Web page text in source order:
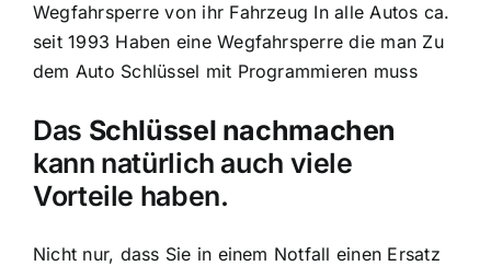
Wegfahrsperre von ihr Fahrzeug In alle Autos ca.
seit 1993 Haben eine Wegfahrsperre die man Zu
dem Auto Schlüssel mit Programmieren muss
Das Schlüssel nachmachen
kann natürlich auch viele
Vorteile haben.
Nicht nur, dass Sie in einem Notfall einen Ersatz